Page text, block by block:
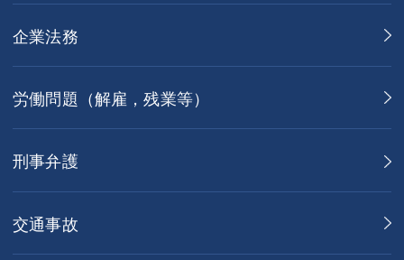
企業法務
労働問題（解雇，残業等）
刑事弁護
交通事故